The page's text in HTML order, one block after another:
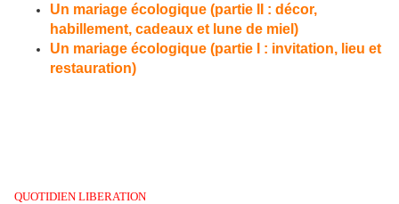
Un mariage écologique (partie II : décor,
habillement, cadeaux et lune de miel)
Un mariage écologique (partie I : invitation, lieu et
restauration)
QUOTIDIEN LIBERATION